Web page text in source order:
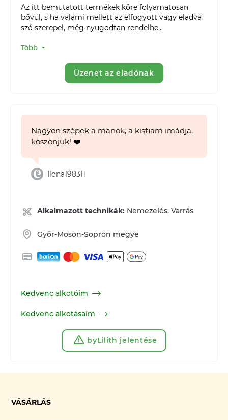
Az itt bemutatott termékek köre folyamatosan
bővül, s ha valami mellett az elfogyott vagy eladva
szó szerepel, még nyugodtan rendelhe...
Több
Üzenet az eladónak
Nagyon szépek a manók, a kisfiam imádja,
köszönjük! ❤️
Ilona1983H
Alkalmazott technikák: Nemezelés, Varrás
Győr-Moson-Sopron megye
Kedvenc alkotóim
Kedvenc alkotásaim
byLilith jelentése
VÁSÁRLÁS